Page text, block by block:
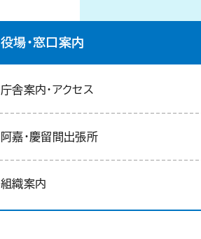
役場・窓口案内
庁舎案内・アクセス
阿嘉・慶留間出張所
組織案内